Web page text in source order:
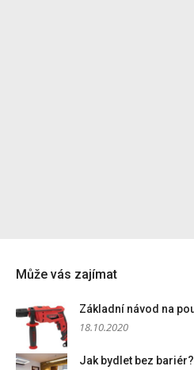
Může vás zajímat
Základní návod na
18.10.2020
Jak bydlet bez bariér?